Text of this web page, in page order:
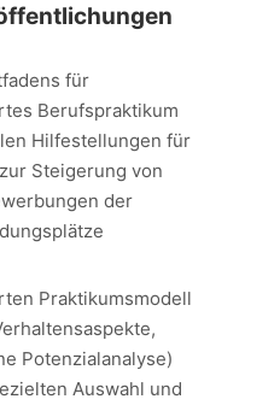
für
Berufspraktikum
Hilfestellungen für
Steigerung von
der
Praktikumsmodell
Potenzialanalyse)
Auswahl und